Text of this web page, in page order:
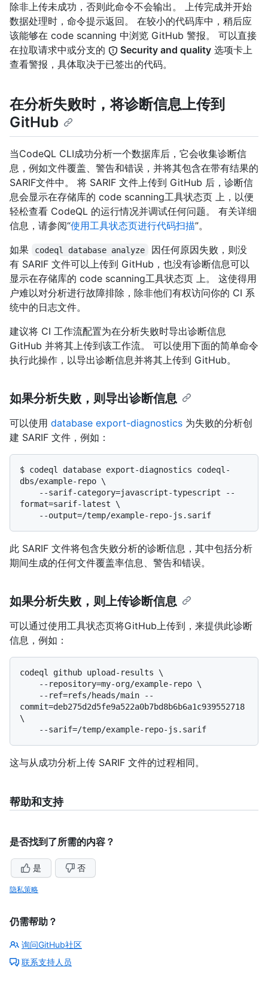
除非上传未成功，否则此命令不会输出。 上传完成并开始
数据处理时，命令提示返回。 在较小的代码库中，稍后应
该能够在 code scanning 中浏览 GitHub 警报。 可以直接
在拉取请求中或分支的
Security and quality 选项卡上
查看警报，具体取决于已签出的代码。
在分析失败时，将诊断信息上传到
GitHub
当CodeQL CLI成功分析一个数据库后，它会收集诊断信
息，例如文件覆盖、警告和错误，并将其包含在带有结果的
SARIF文件中。 将 SARIF 文件上传到 GitHub 后，诊断信
息会显示在存储库的 code scanning工具状态页 上，以便
轻松查看 CodeQL 的运行情况并调试任何问题。 有关详细
信息，请参阅“使用工具状态页进行代码扫描”。
如果
codeql database analyze
因任何原因失败，则没
有 SARIF 文件可以上传到 GitHub，也没有诊断信息可以
显示在存储库的 code scanning工具状态页 上。 这使得用
户难以对分析进行故障排除，除非他们有权访问你的 CI 系
统中的日志文件。
建议将 CI 工作流配置为在分析失败时导出诊断信息
GitHub 并将其上传到该工作流。 可以使用下面的简单命令
执行此操作，以导出诊断信息并将其上传到 GitHub。
如果分析失败，则导出诊断信息
可以使用 database export-diagnostics 为失败的分析创
建 SARIF 文件，例如：
$ codeql database export-diagnostics codeql-
dbs/example-repo \
format=sarif-latest \
    --output=/temp/example-repo-js.sarif
此 SARIF 文件将包含失败分析的诊断信息，其中包括分析
期间生成的任何文件覆盖率信息、警告和错误。
如果分析失败，则上传诊断信息
可以通过使用工具状态页将GitHub上传到 ，来提供此诊断
信息，例如：
codeql github upload-results \
commit=deb275d2d5fe9a522a0b7bd8b6b6a1c939552718
\
这与从成功分析上传 SARIF 文件的过程相同。
帮助和支持
是否找到了所需的内容？
是 否
隐私策略
仍需帮助？
询问GitHub社区
联系支持人员